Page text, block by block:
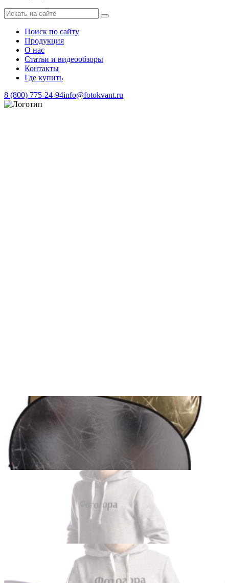
Поиск по сайту
Продукция
О нас
Статьи и видеообзоры
Контакты
Где купить
8 (800) 775-24-94info@fotokvant.ru